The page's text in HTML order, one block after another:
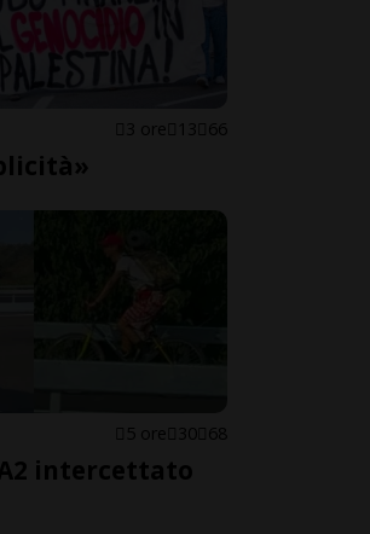
3 ore 13 66
5 ore 30 68
intercettato